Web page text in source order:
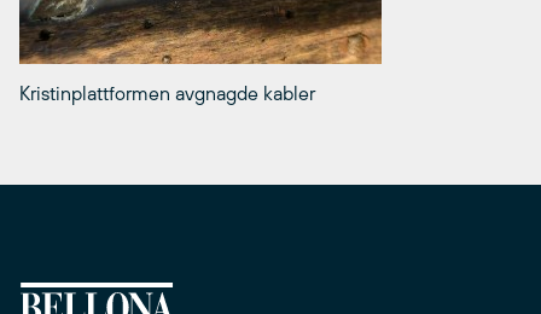
Kristinplattformen avgnagde kabler